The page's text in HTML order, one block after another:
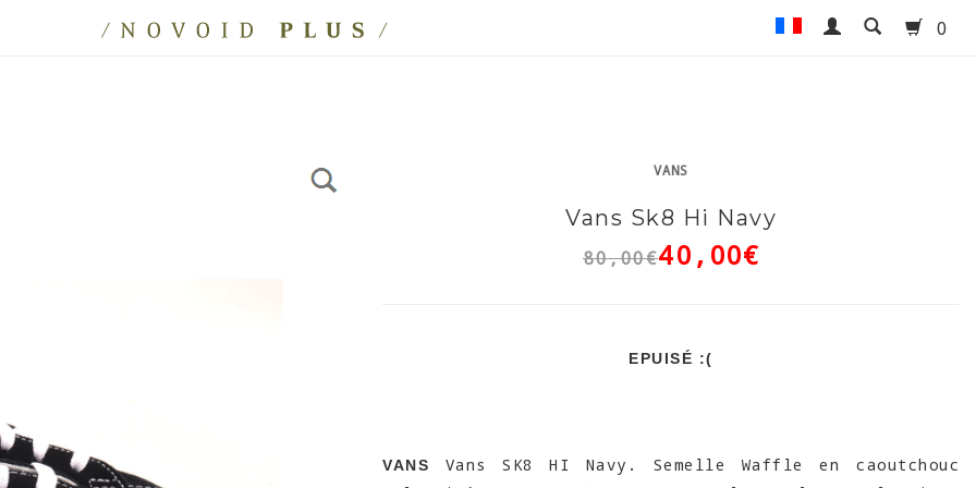
0
VANS
Vans Sk8 Hi Navy
80,00€40,00€
EPUISÉ :(
VANS
Vans SK8 HI Navy. Semelle Waffle en caoutchouc